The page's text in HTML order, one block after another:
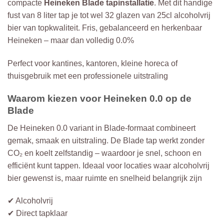
compacte Heineken Blade tapinstallatie. Met dit handige
fust van 8 liter tap je tot wel 32 glazen van 25cl alcoholvrij
bier van topkwaliteit. Fris, gebalanceerd en herkenbaar
Heineken – maar dan volledig 0.0%
Perfect voor kantines, kantoren, kleine horeca of
thuisgebruik met een professionele uitstraling
Waarom kiezen voor Heineken 0.0 op de
Blade
De Heineken 0.0 variant in Blade-formaat combineert
gemak, smaak en uitstraling. De Blade tap werkt zonder
CO₂ en koelt zelfstandig – waardoor je snel, schoon en
efficiënt kunt tappen. Ideaal voor locaties waar alcoholvrij
bier gewenst is, maar ruimte en snelheid belangrijk zijn
✔ Alcoholvrij
✔ Direct tapklaar